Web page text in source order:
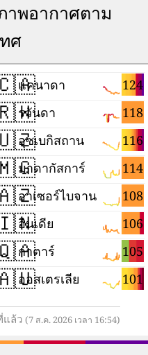
พอากาศตาม
ศ
124
แคนาดา
118
รวันดา
116
อุซเบกิสถาน
114
มาดากัสการ์
108
อาเซอร์ไบจาน
106
อินเดีย
105
กาตาร์
101
ออสเตรเลีย
แล้ว (7 ส.ค. 2026 เวลา 16:54)